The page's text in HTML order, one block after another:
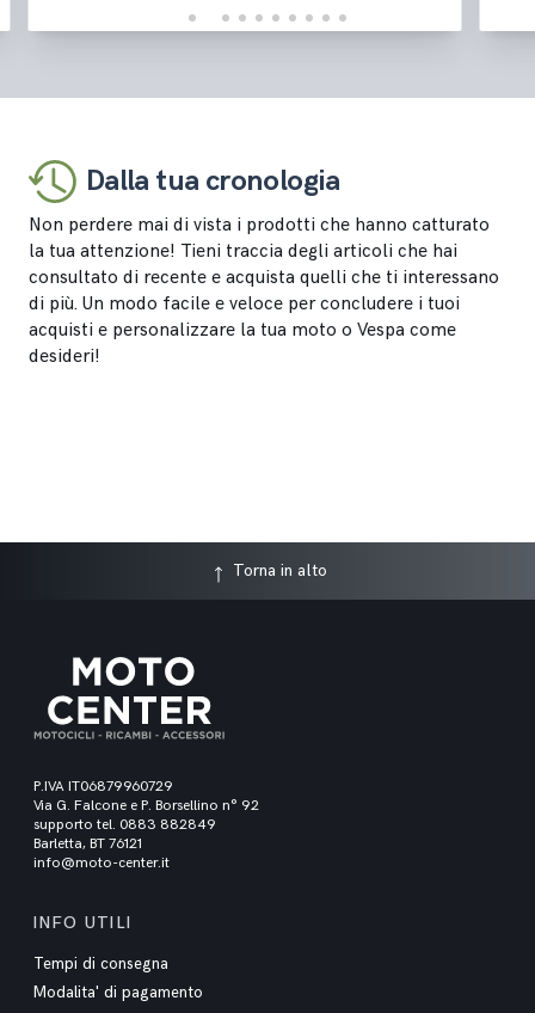
Dalla tua cronologia
Non perdere mai di vista i prodotti che hanno catturato
la tua attenzione! Tieni traccia degli articoli che hai
consultato di recente e acquista quelli che ti interessano
di più. Un modo facile e veloce per concludere i tuoi
acquisti e personalizzare la tua moto o Vespa come
desideri!
Torna in alto
P.IVA IT06879960729
Via G. Falcone e P. Borsellino n° 92
supporto tel. 0883 882849
Barletta, BT 76121
info@moto-center.it
INFO UTILI
Tempi di consegna
Modalita' di pagamento